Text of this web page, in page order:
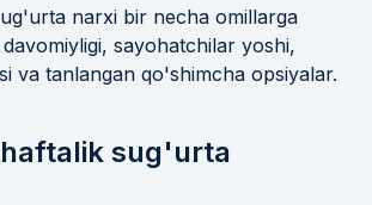
narxi bir necha omillarga
sayohatchilar yoshi,
va tanlangan qo'shimcha opsiyalar.
sug'urta